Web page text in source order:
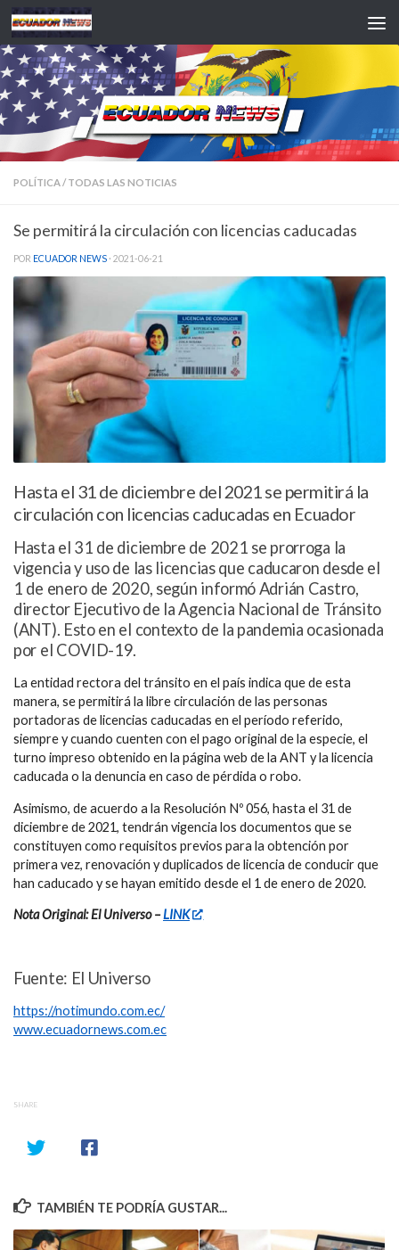
Saltar al contenido
POLÍTICA/ TODAS LAS NOTICIAS
Se permitirá la circulación con licencias caducadas
POR ECUADOR NEWS · 2021-06-21
Hasta el 31 de diciembre del 2021 se permitirá la
circulación con licencias caducadas en Ecuador
Hasta el 31 de diciembre de 2021 se prorroga la
vigencia y uso de las licencias que caducaron desde el
1 de enero de 2020, según informó Adrián Castro,
director Ejecutivo de la Agencia Nacional de Tránsito
(ANT). Esto en el contexto de la pandemia ocasionada
por el COVID-19.
La entidad rectora del tránsito en el país indica que de esta
manera, se permitirá la libre circulación de las personas
portadoras de licencias caducadas en el período referido,
siempre y cuando cuenten con el pago original de la especie, el
turno impreso obtenido en la página web de la ANT y la licencia
caducada o la denuncia en caso de pérdida o robo.
Asimismo, de acuerdo a la Resolución Nº 056, hasta el 31 de
diciembre de 2021, tendrán vigencia los documentos que se
constituyen como requisitos previos para la obtención por
primera vez, renovación y duplicados de licencia de conducir que
han caducado y se hayan emitido desde el 1 de enero de 2020.
Nota Original: El Universo –LINK
Fuente: El Universo
https://notimundo.com.ec/
www.ecuadornews.com.ec
SHARE
TAMBIÉN TE PODRÍA GUSTAR...